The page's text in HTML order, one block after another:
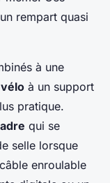
rempart quasi
à une
vélo à un support
pratique.
qui se
selle lorsque
enroulable